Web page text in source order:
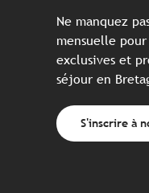
Ne manquez
mensuelle
exclusives et
séjour en
S'inscrire à